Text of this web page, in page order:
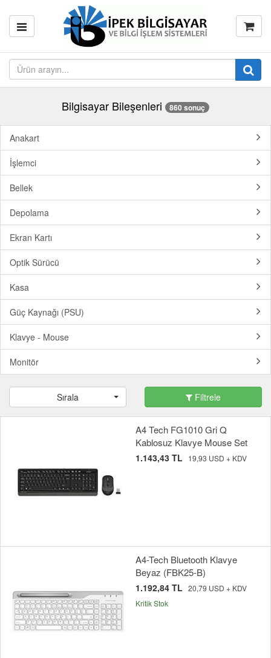
Bilgisayar Bileşenleri 860 sonuç
Anakart
İşlemci
Bellek
Depolama
Ekran Kartı
Optik Sürücü
Kasa
Güç Kaynağı (PSU)
Klavye - Mouse
Monitör
Sırala Filtrele
A4 Tech FG1010 Gri Q
Kablosuz Klavye Mouse Set
1.143,43 TL 19,93 USD + KDV
A4-Tech Bluetooth Klavye
Beyaz (FBK25-B)
1.192,84 TL 20,79 USD + KDV
Kritik Stok